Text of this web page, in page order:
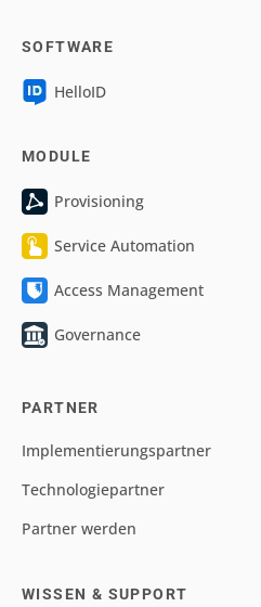
SOFTWARE
HelloID
MODULE
Provisioning
Service Automation
Access Management
Governance
PARTNER
Implementierungspartner
Technologiepartner
Partner werden
WISSEN & SUPPORT